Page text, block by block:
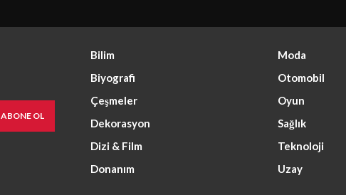
ABONE OL
Bilim
Biyografi
Çeşmeler
Dekorasyon
Dizi & Film
Donanım
Moda
Otomobil
Oyun
Sağlık
Teknoloji
Uzay